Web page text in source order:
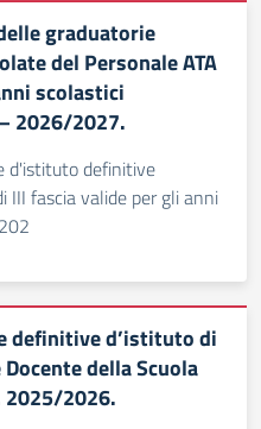
graduatorie
del Personale ATA
scolastici
2026/2027.
d'istituto definitive
III fascia valide per gli anni
definitive d’istituto di
della Scuola
2025/2026.